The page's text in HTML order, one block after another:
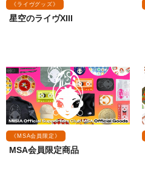
《ライヴグッズ》
星空のライヴXIII
《MSA会員限定》
MSA会員限定商品